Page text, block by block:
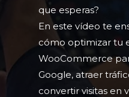
que esperas?
En este vídeo te
cómo optimizar tu
WooCommerce
Google, atraer
convertir visitas en